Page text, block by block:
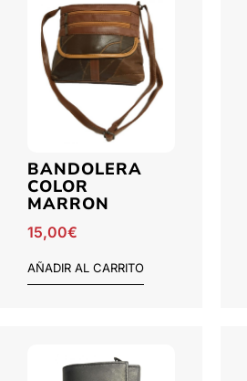
BANDOLERA
COLOR
MARRON
15,00€
AÑADIR AL CARRITO